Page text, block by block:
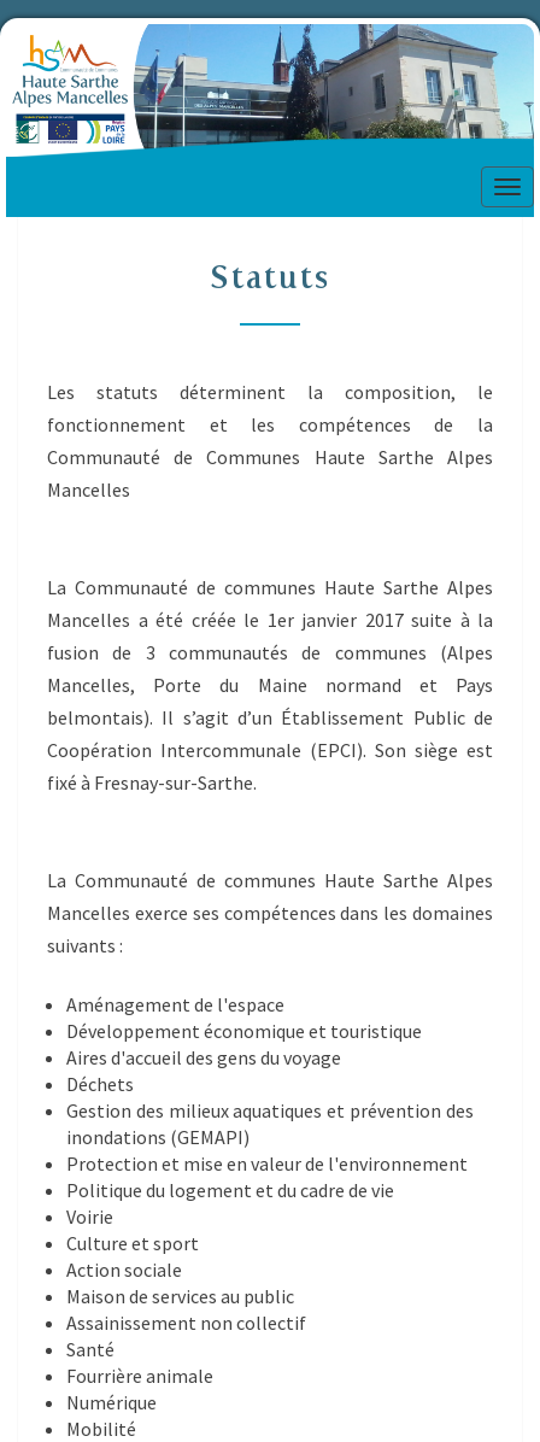
Statuts
Les statuts déterminent la composition, le
fonctionnement et les compétences de la
Communauté de Communes Haute Sarthe Alpes
Mancelles
La Communauté de communes Haute Sarthe Alpes
Mancelles a été créée le 1er janvier 2017 suite à la
fusion de 3 communautés de communes (Alpes
Mancelles, Porte du Maine normand et Pays
belmontais). Il s’agit d’un Établissement Public de
Coopération Intercommunale (EPCI). Son siège est
fixé à Fresnay-sur-Sarthe.
La Communauté de communes Haute Sarthe Alpes
Mancelles exerce ses compétences dans les domaines
suivants :
Aménagement de l'espace
Développement économique et touristique
Aires d'accueil des gens du voyage
Déchets
Gestion des milieux aquatiques et prévention des
inondations (GEMAPI)
Protection et mise en valeur de l'environnement
Politique du logement et du cadre de vie
Voirie
Culture et sport
Action sociale
Maison de services au public
Assainissement non collectif
Santé
Fourrière animale
Numérique
Mobilité